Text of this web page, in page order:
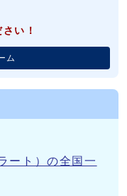
い！
ム
ート）の全国一